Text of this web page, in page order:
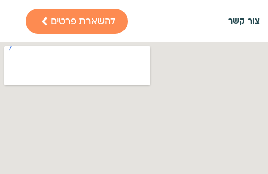
צור קשר להשארת פרטים